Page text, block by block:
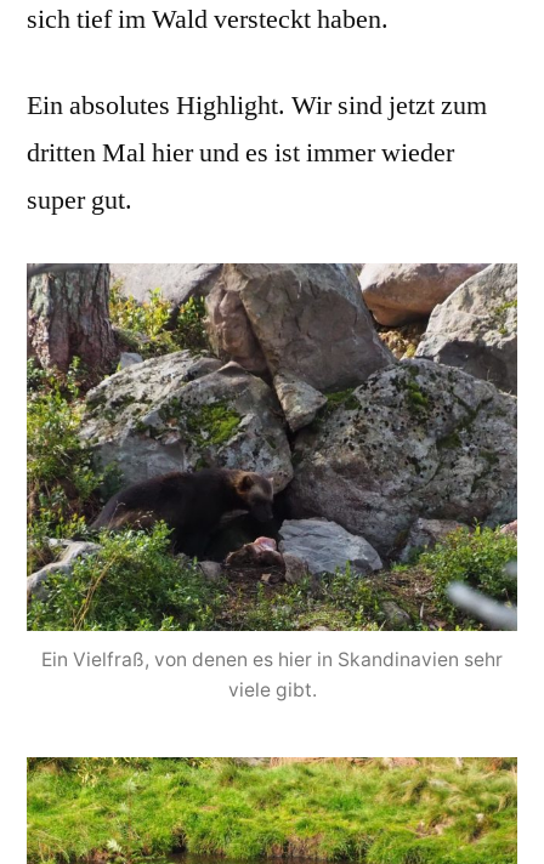
sich tief im Wald versteckt haben.
Ein absolutes Highlight. Wir sind jetzt zum
dritten Mal hier und es ist immer wieder
super gut.
Ein Vielfraß, von denen es hier in Skandinavien sehr
viele gibt.